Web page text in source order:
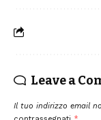
Leave a
Il tuo indirizzo email